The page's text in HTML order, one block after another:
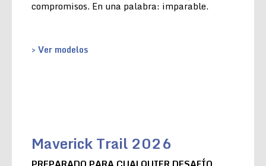
compromisos. En una palabra: imparable.
> Ver modelos
Maverick Trail 2026